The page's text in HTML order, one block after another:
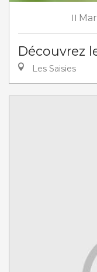
Il
Découvrez
Les Saisies